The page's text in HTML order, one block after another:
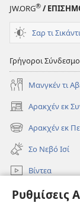
Ρυθμίσεις
JW.ORG® /
Σαρ τι
Γρήγοροι
Μανγκέν τι
Αρακχέν εκ
(ανοίγει
νέο
παράθυρο)
Αρακχέν εκ
(ανοίγει
νέο
παράθυρο)
Σο Νεβό Ισί
Βίντεα
Ρόντεν